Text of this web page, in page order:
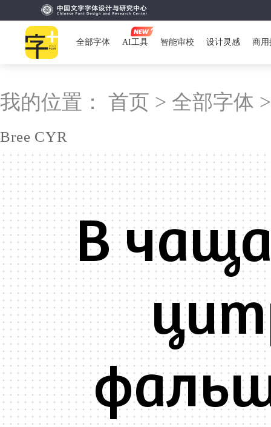
全部字体 AI工具 智能审校 设计灵感 商用
我的位置： 首页 > 全部字体
Bree CYR
В